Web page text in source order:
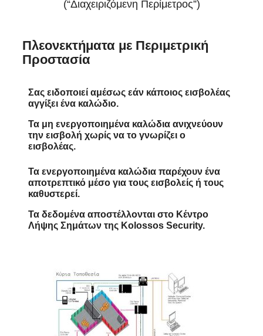
(“Διαχειριζόμενη Περίμετρος”)
Πλεονεκτήματα με Περιμετρική
Προστασία
Σας ειδοποιεί αμέσως εάν κάποιος εισβολέας
αγγίξει ένα καλώδιο.
Τα μη ενεργοποιημένα καλώδια ανιχνεύουν
την εισβολή χωρίς να το γνωρίζει ο
εισβολέας.
Τα ενεργοποιημένα καλώδια παρέχουν ένα
αποτρεπτικό μέσο για τους εισβολείς ή τους
καθυστερεί.
Τα δεδομένα αποστέλλονται στο Κέντρο
Λήψης Σημάτων της Kolossos Security.